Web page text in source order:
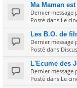
Ma Maman
Dernier message
Posté dans Le
Les B.O. de
Dernier message
Posté dans
L'Ecume des
Dernier message
Posté dans Le